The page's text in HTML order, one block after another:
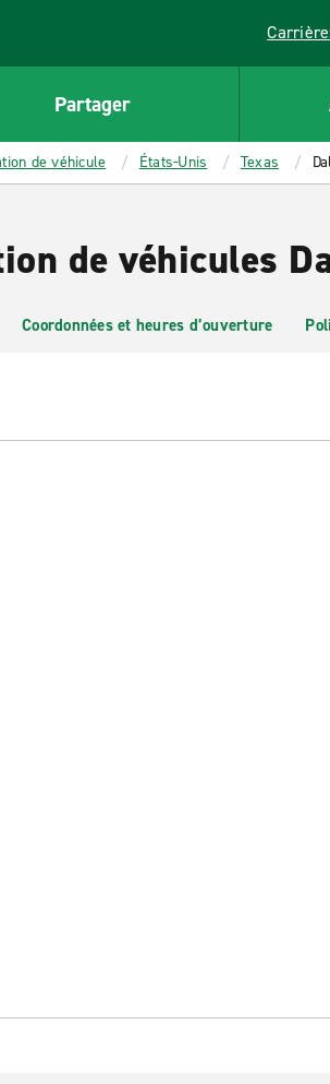
Link
Partager
de véhicule États-Unis Texas
de véhicules
Coordonnées et heures d’ouverture